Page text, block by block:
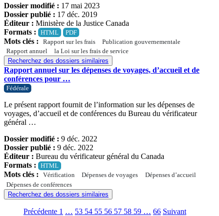
Dossier modifié : 17 mai 2023
Dossier publié : 17 déc. 2019
Éditeur : Ministère de la Justice Canada
Formats :
HTML PDF
Mots clés : Rapport sur les frais
Publication gouvernementale
Rapport annuel
la Loi sur les frais de service
Recherchez des dossiers similaires
Rapport annuel sur les dépenses de voyages, d’accueil et de
conférences pour …
Fédérale
Le présent rapport fournit de l’information sur les dépenses de
voyages, d’accueil et de conférences du Bureau du vérificateur
général …
Dossier modifié : 9 déc. 2022
Dossier publié : 9 déc. 2022
Éditeur : Bureau du vérificateur général du Canada
Formats :
HTML
Mots clés : Vérification Dépenses de voyages
Dépenses d’accueil
Dépenses de conférences
Recherchez des dossiers similaires
Précédente Go
1 (current)
… 53 Go
54 Go
55 Go
56 Go
57 Go
58 Go
59 Go
… 66 (current)
Suivant